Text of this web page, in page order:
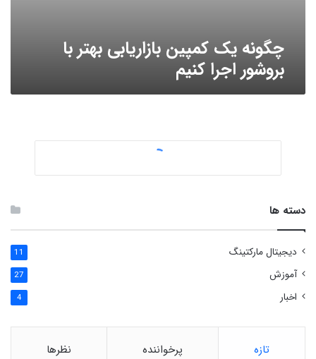
چگونه یک کمپین بازاریابی بهتر با
بروشور اجرا کنیم
دسته ها
دیجیتال مارکتینگ 11
آموزش 27
اخبار 4
تازه پرخواننده نظرها